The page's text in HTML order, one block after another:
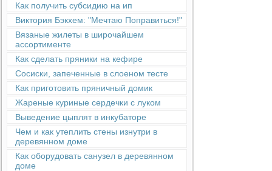
Как получить субсидию на ип
Виктория Бэкхем: "Мечтаю Поправиться!"
Вязаные жилеты в широчайшем
ассортименте
Как сделать пряники на кефире
Сосиски, запеченные в слоеном тесте
Как приготовить пряничный домик
Жареные куриные сердечки с луком
Выведение цыплят в инкубаторе
Чем и как утеплить стены изнутри в
деревянном доме
Как оборудовать санузел в деревянном
доме